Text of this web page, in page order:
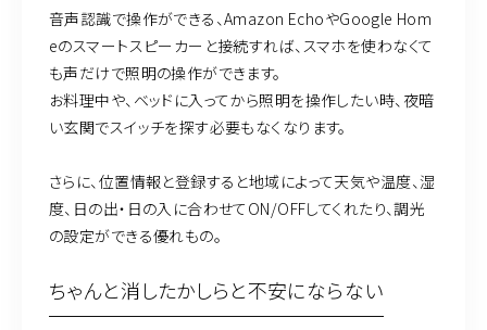
音声認識で操作ができる、Amazon EchoやGoogle Hom
eのスマートスピーカーと接続すれば、スマホを使わなくて
も声だけで照明の操作ができます。
お料理中や、ベッドに入ってから照明を操作したい時、夜暗
い玄関でスイッチを探す必要もなくなります。
さらに、位置情報と登録すると地域によって天気や温度、湿
度、日の出・日の入に合わせてON/OFFしてくれたり、調光
の設定ができる優れもの。
ちゃんと消したかしらと不安にならない